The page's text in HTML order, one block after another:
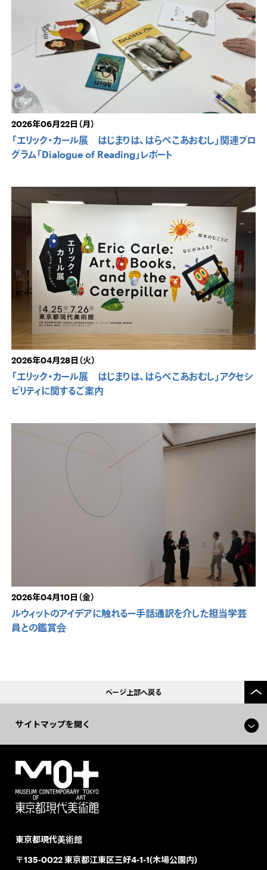
2026年06月22日（月）
「エリック・カール展 はじまりは、はらぺこあおむし」関連プロ
グラム「Dialogue of Reading」レポート
2026年04月28日（火）
「エリック・カール展 はじまりは、はらぺこあおむし」アクセシ
ビリティに関するご案内
2026年04月10日（金）
ルウィットのアイデアに触れるー手話通訳を介した担当学芸
員との鑑賞会
ページ上部へ戻る
サイトマップを開く
東京都現代美術館
〒135-0022 東京都江東区三好4-1-1(木場公園内)